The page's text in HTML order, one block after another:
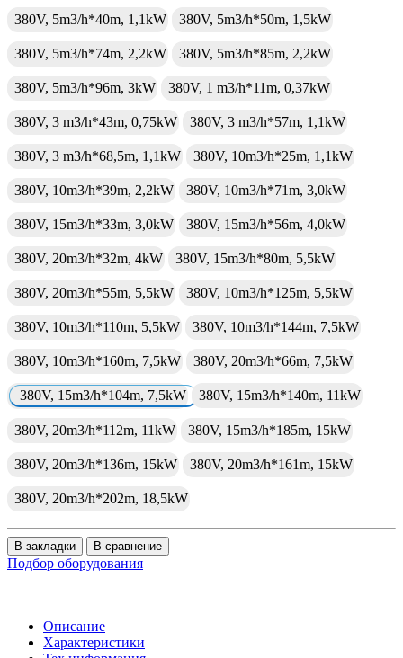
380V, 5m3/h*40m, 1,1kW 380V, 5m3/h*50m, 1,5kW
380V, 5m3/h*74m, 2,2kW 380V, 5m3/h*85m, 2,2kW
380V, 5m3/h*96m, 3kW 380V, 1 m3/h*11m, 0,37kW
380V, 3 m3/h*43m, 0,75kW 380V, 3 m3/h*57m, 1,1kW
380V, 3 m3/h*68,5m, 1,1kW 380V, 10m3/h*25m, 1,1kW
380V, 10m3/h*39m, 2,2kW 380V, 10m3/h*71m, 3,0kW
380V, 15m3/h*33m, 3,0kW 380V, 15m3/h*56m, 4,0kW
380V, 20m3/h*32m, 4kW 380V, 15m3/h*80m, 5,5kW
380V, 20m3/h*55m, 5,5kW 380V, 10m3/h*125m, 5,5kW
380V, 10m3/h*110m, 5,5kW 380V, 10m3/h*144m, 7,5kW
380V, 10m3/h*160m, 7,5kW 380V, 20m3/h*66m, 7,5kW
380V, 15m3/h*104m, 7,5kW 380V, 15m3/h*140m, 11kW
380V, 20m3/h*112m, 11kW 380V, 15m3/h*185m, 15kW
380V, 20m3/h*136m, 15kW 380V, 20m3/h*161m, 15kW
380V, 20m3/h*202m, 18,5kW
В закладки В сравнение
Подбор оборудования
Описание
Характеристики